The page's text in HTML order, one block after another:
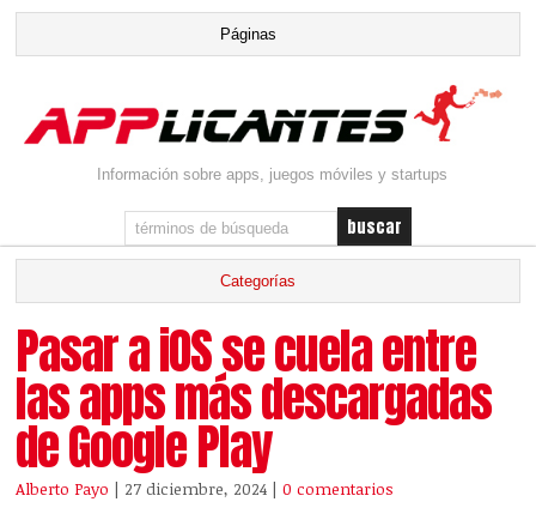
Información sobre apps, juegos móviles y startups
Pasar a iOS se cuela entre
las apps más descargadas
de Google Play
Alberto Payo | 27 diciembre, 2024 |0 comentarios